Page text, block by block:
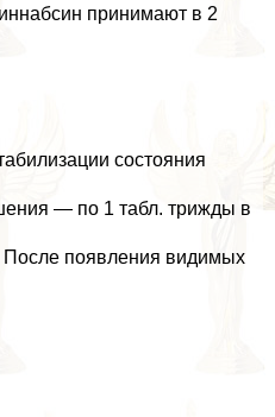
принимают в 2
состояния
— по 1 табл. трижды в
После появления видимых